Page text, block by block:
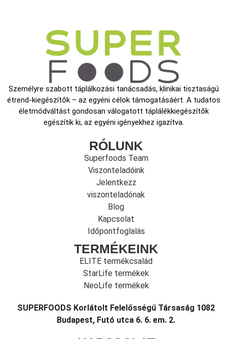
Személyre szabott táplálkozási tanácsadás, klinikai tisztaságú
étrend-kiegészítők – az egyéni célok támogatásáért. A tudatos
életmódváltást gondosan válogatott táplálékkiegészítők
egészítik ki, az egyéni igényekhez igazítva.
RÓLUNK
Superfoods Team
Viszonteladóink
Jelentkezz
viszonteladónak
Blog
Kapcsolat
Időpontfoglalás
TERMÉKEINK
ELITE termékcsalád
StarLife termékek
NeoLife termékek
SUPERFOODS Korlátolt Felelősségű Társaság 1082
Budapest, Futó utca 6. 6. em. 2.